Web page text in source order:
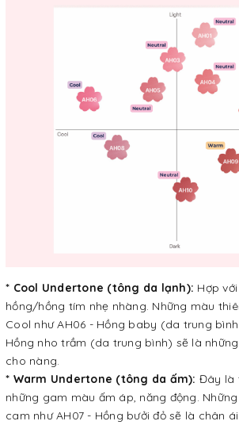
* Cool Undertone (tông da lạnh): Hợp
hồng/hồng tím nhẹ nhàng. Những màu
Cool như AH06 - Hồng baby (da trung
Hồng nho trầm (da trung bình) sẽ là
cho nàng.
* Warm Undertone (tông da ấm): Đây là
những gam màu ấm áp, năng động.
cam như AH07 - Hồng bưởi đỏ sẽ là chân